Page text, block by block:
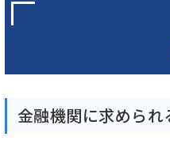
金融機関に求めら